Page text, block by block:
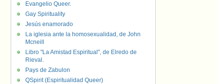
Evangelio Queer.
Gay Spirituality
Jesús enamorado
La iglesia ante la homosexualidad, de John
Mcneill
Libro "La Amistad Espiritual", de Elredo de
Rieval.
Pays de Zabulon
QSpirit (Espiritualidad Queer)